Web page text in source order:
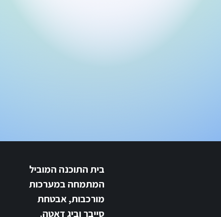
בית התוכנה המוביל
המתמחה במערכות
מורכבות, אבטחת
סייבר וביג דאטה.